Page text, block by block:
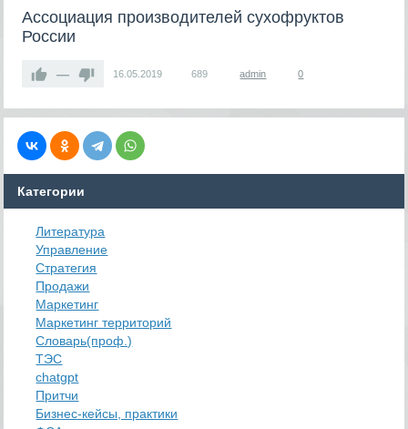
Ассоциация производителей сухофруктов
России
— 16.05.2019 689 admin 0
Категории
Литература
Управление
Стратегия
Продажи
Маркетинг
Маркетинг территорий
Словарь(проф.)
ТЭС
chatgpt
Притчи
Бизнес-кейсы, практики